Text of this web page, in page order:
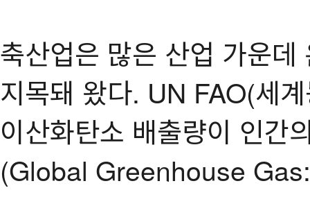
축산업은 많은 산업 가운
지목돼 왔다. UN FAO(세
이산화탄소 배출량이 인간
(Global Greenhouse